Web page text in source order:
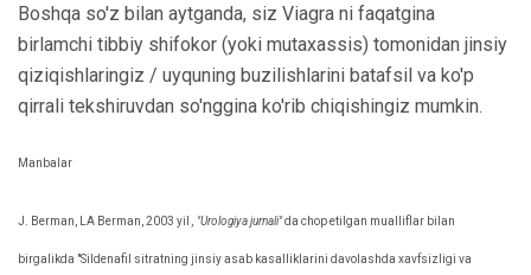
Boshqa so'z bilan aytganda, siz Viagra ni faqatgina
birlamchi tibbiy shifokor (yoki mutaxassis) tomonidan jinsiy
qiziqishlaringiz / uyquning buzilishlarini batafsil va ko'p
qirrali tekshiruvdan so'nggina ko'rib chiqishingiz mumkin.
Manbalar
J. Berman, LA Berman, 2003 yil , "Urologiya jurnali"da chop etilgan mualliflar bilan
birgalikda "Sildenafil sitratning jinsiy asab kasalliklarini davolashda xavfsizligi va